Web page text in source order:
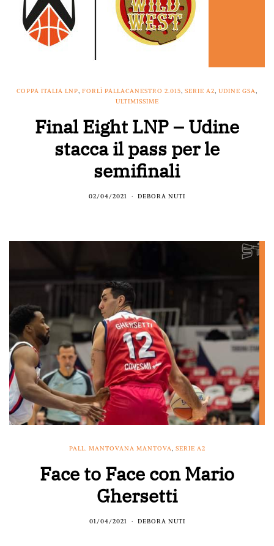
COPPA ITALIA LNP, FORLÌ PALLACANESTRO 2.015, SERIE A2, UDINE GSA,
ULTIMISSIME
Final Eight LNP – Udine
stacca il pass per le
semifinali
02/04/2021 DEBORA NUTI
PALL. MANTOVANA MANTOVA, SERIE A2
Face to Face con Mario
Ghersetti
01/04/2021 DEBORA NUTI